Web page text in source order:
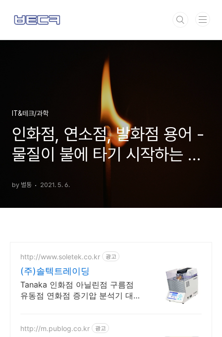
IT&테크/과학
인화점, 연소점, 발화점 용어 -
물질이 불에 타기 시작하는 온
by 별통 2021. 5. 6.
http://www.soletek.co.kr 광고
(주)솔텍트레이딩
Tanaka 인화점 아닐린점 구름점
유동점 연화점 증기압 분석기 대리
http://m.publog.co.kr 광고